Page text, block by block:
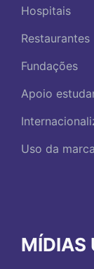
Hospitais
Restaurantes
Fundações
Apoio
Uso da
MÍDIAS